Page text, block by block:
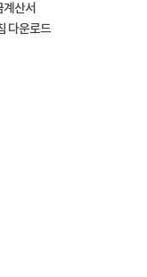
계산서
다운로드